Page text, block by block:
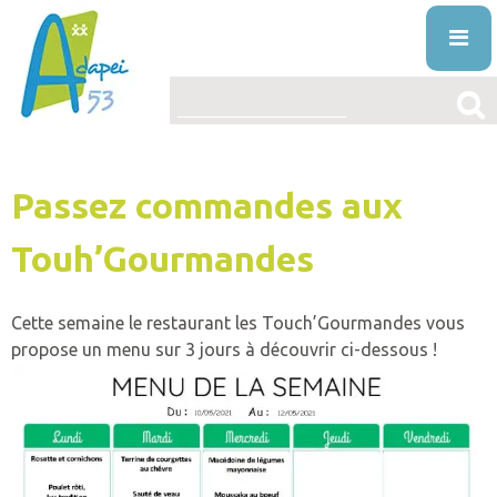
content
L’ASSOCIATION
PRÉSENTATION
STRUCTURE ORGANISATIONNELLE
ÉTABLISSEMENTS
LA VIE ASSOCIATIVE
LE HANDICAP MENTAL
ORIGINE
DIAGNOSTIC
VIVRE AVEC
VOS DROITS ET AIDES
AIDES
DROITS
NOS PRESTATIONS ET SERVICES
L’ÉDUCATION SPÉCIALISÉE ET
TRAVAILLER À L’ADAPEI53
Passez commandes aux
Touh’Gourmandes
Cette semaine le restaurant les Touch’Gourmandes vous
propose un menu sur 3 jours à découvrir ci-dessous !